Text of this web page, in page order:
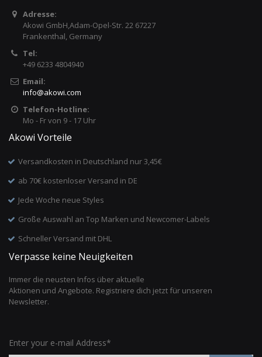
Adresse:
Akowi GmbH,Adam-Opel-Str. 22 67227
Frankenthal, Germany
Tel:
+49 6233 4804940
Email:
info@akowi.com
Telefon-Hotline:
Mo - Fr von 9 - 17 Uhr
Akowi Vorteile
Versandkosten in Deutschland nur 3,45€
ab 70€ kostenloser Versand in DE
Jede Woche neue Styles
Große Auswahl an Top Marken und Newcomer-Labels
Schneller Versand mit DHL
Verpasse keine Neuigkeiten
Immer die neusten Infos über aktuelle
Aktionen und Angebote. Registriere dich jetzt für unseren
Newsletter.
Enter your e-mail Address*